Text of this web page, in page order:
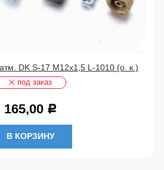
DK S-17 М12х1,5 L-1010 (о. к.)
под заказ
165,00 Р
В КОРЗИНУ